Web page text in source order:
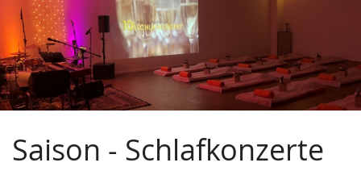
Zum
Haupt-
Inhalt
springen
Schlafkonzerte
|
Heartworker
Studio
eGbR
Saison - Schlafkonzerte